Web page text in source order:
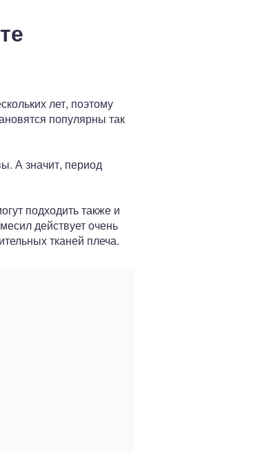
лет, поэтому
популярны так
А значит, период
подходить также и
действует очень
тканей плеча.